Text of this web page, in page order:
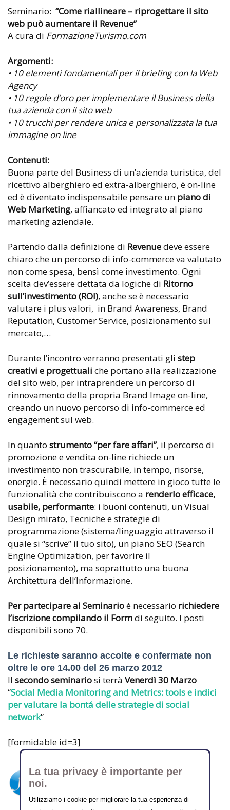
Seminario: “Come riallineare – riprogettare il sito
web può aumentare il Revenue”
A cura di FormazioneTurismo.com
Argomenti:
• 10 elementi fondamentali per il briefing con la Web
Agency
• 10 regole d’oro per implementare il Business della
tua azienda con il sito web
• 10 trucchi per rendere unica e personalizzata la tua
immagine on line
Contenuti:
Buona parte del Business di un’azienda turistica, del
ricettivo alberghiero ed extra-alberghiero, è on-line
ed è diventato indispensabile pensare un piano di
Web Marketing, affiancato ed integrato al piano
marketing aziendale.
Partendo dalla definizione di Revenuedeve essere
chiaro che un percorso di info-commerce va valutato
non come spesa, bensì come investimento. Ogni
scelta dev’essere dettata da logiche di Ritorno
sull’investimento (ROI), anche se è necessario
valutare i plus valori, in Brand Awareness, Brand
Reputation, Customer Service, posizionamento sul
mercato,…
Durante l’incontro verranno presentati gli step
creativi e progettuali che portano alla realizzazione
del sito web, per intraprendere un percorso di
rinnovamento della propria Brand Image on-line,
creando un nuovo percorso di info-commerce ed
engagement sul web.
In quanto strumento “per fare affari”, il percorso di
promozione e vendita on-line richiede un
investimento non trascurabile, in tempo, risorse,
energie. È necessario quindi mettere in gioco tutte le
funzionalità che contribuiscono a renderlo efficace,
usabile, performante: i buoni contenuti, un Visual
Design mirato, Tecniche e strategie di
programmazione (sistema/linguaggio attraverso il
quale si “scrive” il tuo sito), un piano SEO (Search
Engine Optimization, per favorire il
posizionamento), ma soprattutto una buona
Architettura dell’Informazione.
Per partecipare al Seminarioè necessario richiedere
l’iscrizione compilando il Formdi seguito. I posti
disponibili sono 70.
Le richieste saranno accolte e confermate non
oltre le ore 14.00 del 26 marzo 2012
Il secondo seminariosi terrà Venerdì 30 Marzo
“Social Media Monitoring and Metrics: tools e indici
per valutare la bontá delle strategie di social
network”
[formidable id=3]
ARCHIVIO FT
Profilo Autore
La tua privacy è importante per
noi.
Utilizziamo i cookie per migliorare la tua esperienza di